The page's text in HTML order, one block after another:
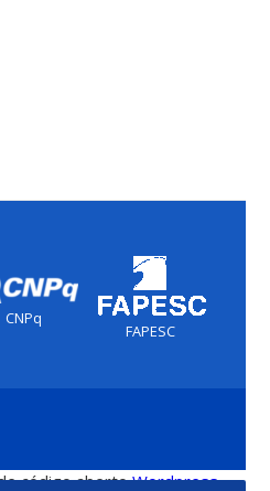
CNPq
FAPESC
código abertoWordpress